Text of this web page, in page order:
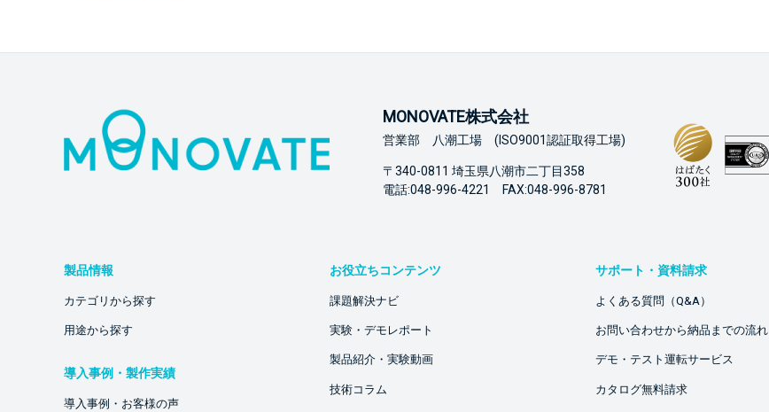
MONOVATE株式会社
営業部 八潮工場 (ISO9001認証取得工場)
〒340-0811 埼玉県八潮市二丁目358
電話:048-996-4221 FAX:048-996-8781
製品情報
カテゴリから探す
用途から探す
導入事例・製作実績
導入事例・お客様の声
お役立ちコンテンツ
課題解決ナビ
実験・デモレポート
製品紹介・実験動画
技術コラム
サポート・資料請求
よくある質問（Q&A）
お問い合わせから納品までの流れ
デモ・テスト運転サービス
カタログ無料請求